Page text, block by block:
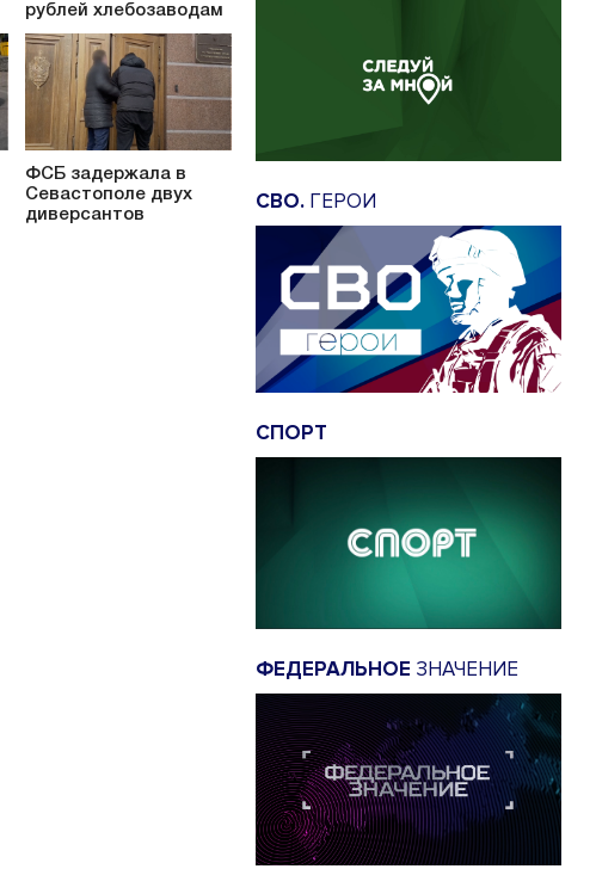
рублей хлебозаводам
ФСБ задержала в
Севастополе двух
диверсантов
СВО. ГЕРОИ
СПОРТ
ФЕДЕРАЛЬНОЕ ЗНАЧЕНИЕ